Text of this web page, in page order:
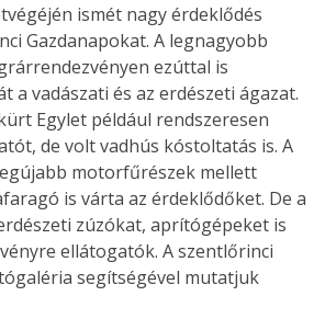
ismét nagy érdeklődés
Gazdanapokat. A legnagyobb
ezúttal is
a vadászati és az erdészeti ágazat.
Egylet például rendszeresen
de volt vadhús kóstoltatás is. A
motorfűrészek mellett
is várta az érdeklődőket. De a
zúzókat, aprítógépeket is
ellátogatók. A szentlőrinci
segítségével mutatjuk